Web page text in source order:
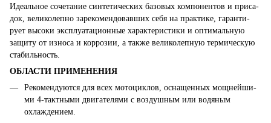
Идеальное сочетание синтетических базовых компонентов и при­са­
док, великолепно зарекомендовавших себя на практике, гаран­ти­
рует высоки эксплуатационные характеристики и оптимальную
защиту от износа и коррозии, а также великолепную термическую
стабильность.
ОБЛАСТИ ПРИМЕНЕНИЯ
Рекомендуются для всех мотоциклов, оснащенных мощней­ши­
ми 4-тактными двигателями с воздушным или водяным
охлаждением.